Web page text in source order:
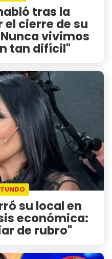
tras la
cierre de su
vivimos
tan difícil"
su local en
económica:
de rubro"